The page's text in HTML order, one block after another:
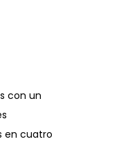
con un
en cuatro